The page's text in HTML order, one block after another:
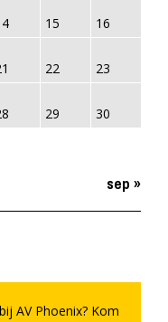
15 16
22 23
29 30
sep »
AV Phoenix? Kom